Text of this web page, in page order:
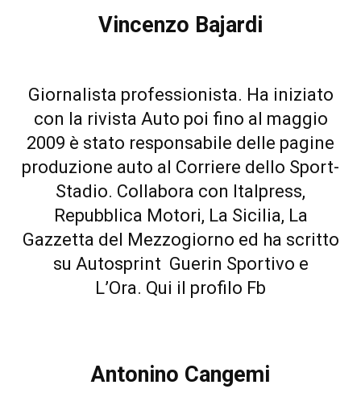
Vincenzo Bajardi
Giornalista professionista. Ha iniziato
con la rivista Auto poi fino al maggio
2009 è stato responsabile delle pagine
produzione auto al Corriere dello Sport-
Stadio. Collabora con Italpress,
Repubblica Motori, La Sicilia, La
Gazzetta del Mezzogiorno ed ha scritto
su Autosprint Guerin Sportivo e
L’Ora. Qui il profilo Fb
Antonino Cangemi